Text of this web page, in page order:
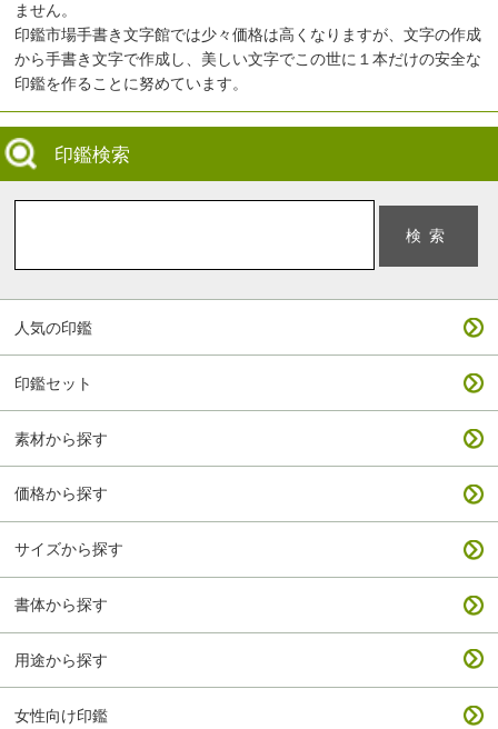
ません。
印鑑市場手書き文字館では少々価格は高くなりますが、文字の作成
から手書き文字で作成し、美しい文字でこの世に１本だけの安全な
印鑑を作ることに努めています。
印鑑検索
人気の印鑑
印鑑セット
素材から探す
価格から探す
サイズから探す
書体から探す
用途から探す
女性向け印鑑